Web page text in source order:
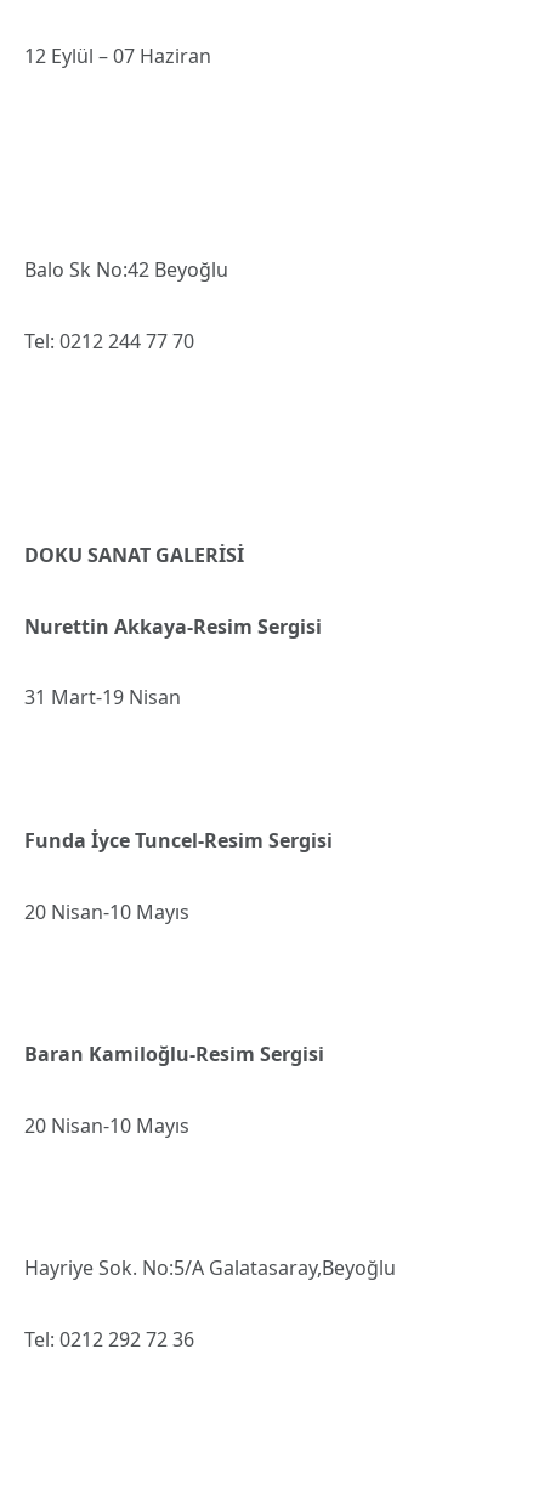
12 Eylül – 07 Haziran
Balo Sk No:42 Beyoğlu
Tel: 0212 244 77 70
DOKU SANAT GALERİSİ
Nurettin Akkaya-Resim Sergisi
31 Mart-19 Nisan
Funda İyce Tuncel-Resim Sergisi
20 Nisan-10 Mayıs
Baran Kamiloğlu-Resim Sergisi
20 Nisan-10 Mayıs
Hayriye Sok. No:5/A Galatasaray,Beyoğlu
Tel: 0212 292 72 36